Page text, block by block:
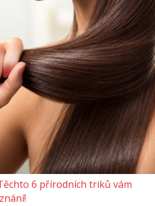
6 přírodních triků vám